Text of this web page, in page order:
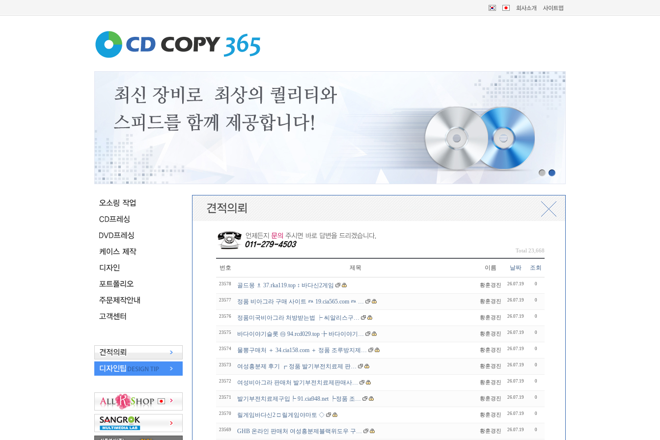
Total 23,668
번호 제목 이름 날짜 조회
23578 골드몽 ♗ 37.rka119.top ↕ 바다신2게임 황훈경진 26.07.19 0
23577 정품 비아그라 구매 사이트 ㅩ 19.cia565.com ㅩ … 황훈경진 26.07.19 0
23576 정품미국비아그라 처방받는법 ┝ 씨알리스구… 황훈경진 26.07.19 0
23575 바다이야기슬롯 ㉵ 94.rcd029.top ╊ 바다이야기… 황훈경진 26.07.19 0
23574 물뽕구매처 ＋ 34.cia158.com ＋ 정품 조루방지제… 황훈경진 26.07.19 0
23573 여성흥분제 후기 ┏ 정품 발기부전치료제 판… 황훈경진 26.07.19 0
23572 여성비아그라 판매처 발기부전치료제판매사… 황훈경진 26.07.19 0
23571 발기부전치료제구입┡ 91.cia948.net ┡정품 조… 황훈경진 26.07.19 0
23570 릴게임바다신2 □ 릴게임야마토 ◇ 황훈경진 26.07.19 0
23569 GHB 온라인 판매처 여성흥분제블랙위도우 구… 황훈경진 26.07.19 0